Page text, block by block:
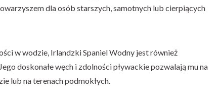
dla osób starszych, samotnych lub cierpiących
w wodzie, Irlandzki Spaniel Wodny jest również
doskonałe węch i zdolności pływackie pozwalają mu na
lub na terenach podmokłych.